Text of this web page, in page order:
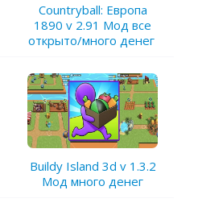
Countryball: Европа
1890 v 2.91 Мод все
открыто/много денег
Buildy Island 3d v 1.3.2
Мод много денег